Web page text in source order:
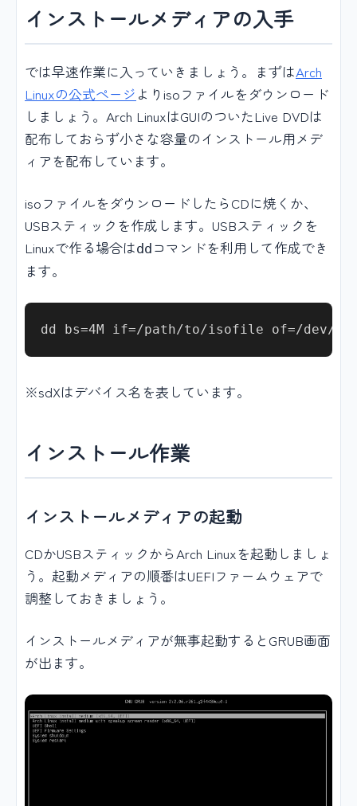
インストールメディアの入手
では早速作業に入っていきましょう。まずはArch
Linuxの公式ページ よりisoファイルをダウンロード
しましょう。Arch LinuxはGUIのついたLive DVDは
配布しておらず小さな容量のインストール用メデ
ィアを配布しています。
isoファイルをダウンロードしたらCDに焼くか、
USBスティックを作成します。USBスティックを
Linuxで作る場合はdd コマンドを利用して作成でき
ます。
※sdXはデバイス名を表しています。
インストール作業
インストールメディアの起動
CDかUSBスティックからArch Linuxを起動しましょ
う。起動メディアの順番はUEFIファームウェアで
調整しておきましょう。
インストールメディアが無事起動するとGRUB画面
が出ます。